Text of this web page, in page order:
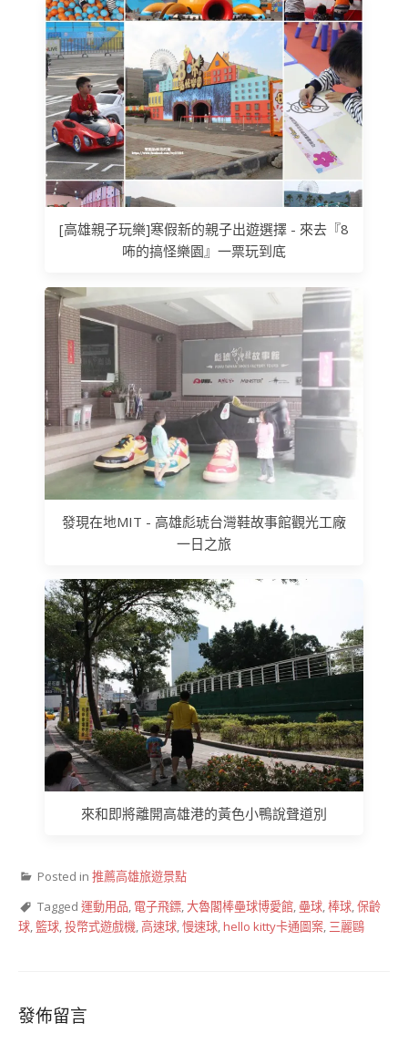
[高雄親子玩樂]寒假新的親子出遊選擇 - 來去『8
咘的搞怪樂園』一票玩到底
發現在地MIT - 高雄彪琥台灣鞋故事館觀光工廠
一日之旅
來和即將離開高雄港的黃色小鴨說聲道別
Posted in 推薦高雄旅遊景點
Tagged 運動用品, 電子飛鏢,大魯閣棒壘球博愛館, 壘球,棒球,保齡
球,籃球,投幣式遊戲機,高速球,慢速球,hello kitty卡通圖案, 三麗鷗
發佈留言